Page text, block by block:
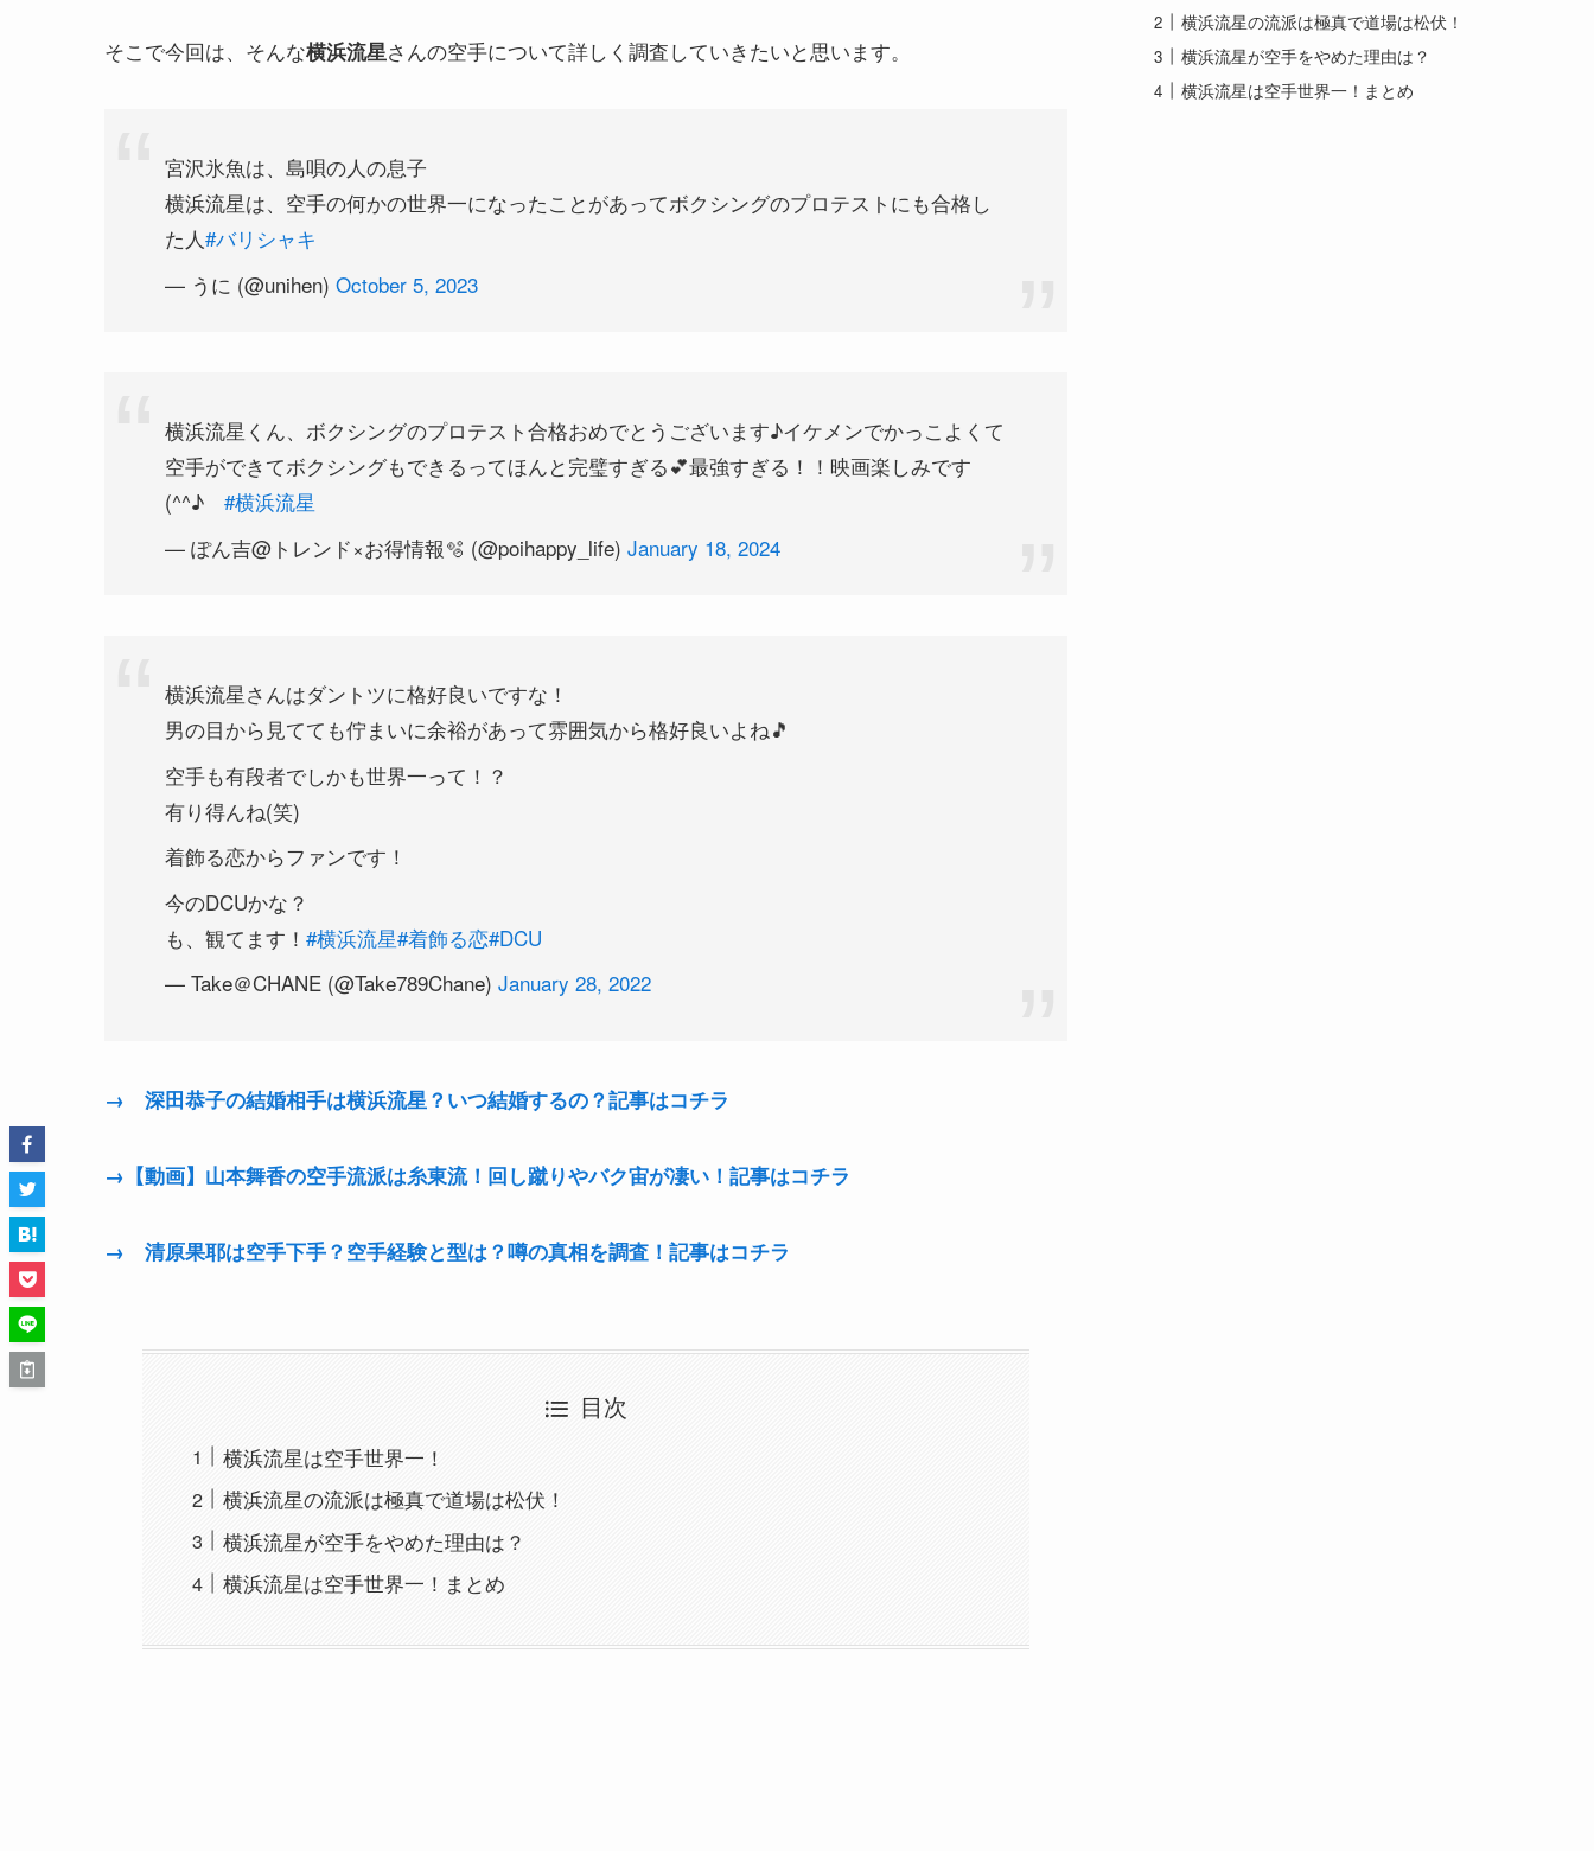
そこで今回は、そんな横浜流星さんの空手について詳しく調査していきたいと思います。
宮沢氷魚は、島唄の人の息子
横浜流星は、空手の何かの世界一になったことがあってボクシングのプロテストにも合格し
た人#バリシャキ
— うに (@unihen) October 5, 2023
横浜流星くん、ボクシングのプロテスト合格おめでとうございます♪イケメンでかっこよくて
空手ができてボクシングもできるってほんと完璧すぎる💕最強すぎる！！映画楽しみです
(^^♪ #横浜流星
— ぽん吉@トレンド×お得情報🫧 (@poihappy_life) January 18, 2024
横浜流星さんはダントツに格好良いですな！
男の目から見てても佇まいに余裕があって雰囲気から格好良いよね🎵
空手も有段者でしかも世界一って！？
有り得んね(笑)
着飾る恋からファンです！
今のDCUかな？
も、観てます！ #横浜流星#着飾る恋#DCU
— Take＠CHANE (@Take789Chane) January 28, 2022
→ 深田恭子の結婚相手は横浜流星？いつ結婚するの？記事はコチラ
→【動画】山本舞香の空手流派は糸東流！回し蹴りやバク宙が凄い！記事はコチラ
→ 清原果耶は空手下手？空手経験と型は？噂の真相を調査！記事はコチラ
目次
横浜流星は空手世界一！
横浜流星の流派は極真で道場は松伏！
横浜流星が空手をやめた理由は？
横浜流星は空手世界一！まとめ
横浜流星の流派は極真で道場は松伏！
横浜流星が空手をやめた理由は？
横浜流星は空手世界一！まとめ